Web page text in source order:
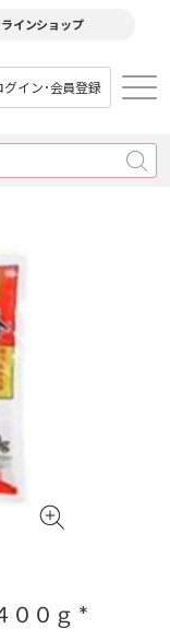
インショップ
グイン･会員登録
０ｇ *